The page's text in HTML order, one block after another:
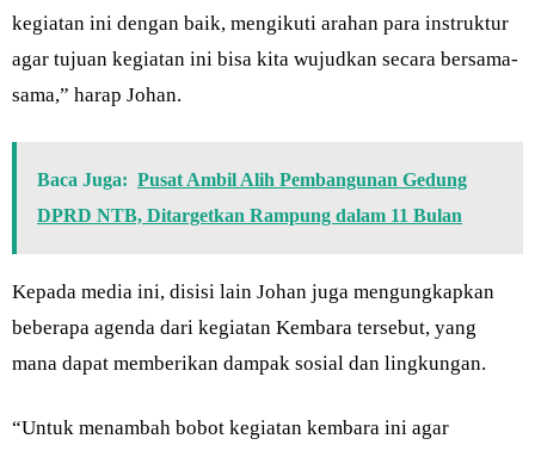
kegiatan ini dengan baik, mengikuti arahan para instruktur
agar tujuan kegiatan ini bisa kita wujudkan secara bersama-
sama,” harap Johan.
Baca Juga: Pusat Ambil Alih Pembangunan Gedung
DPRD NTB, Ditargetkan Rampung dalam 11 Bulan
Kepada media ini, disisi lain Johan juga mengungkapkan
beberapa agenda dari kegiatan Kembara tersebut, yang
mana dapat memberikan dampak sosial dan lingkungan.
“Untuk menambah bobot kegiatan kembara ini agar